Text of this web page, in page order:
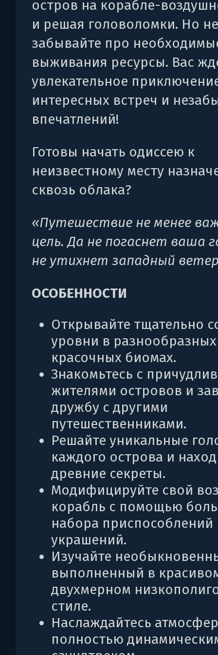
остров на корабле-
и решая головоломки. Но не
забывайте про
выживания ресурсы. Вас
увлекательное
интересных встреч и
впечатлений!
Готовы начать одиссею к
неизвестному месту
сквозь облака?
«Путешествие не менее
цель. Да не погаснет ваша
не утихнет западный
ОСОБЕННОСТИ
Открывайте тщательно
уровни в разнообразных
красочных биомах.
Знакомьтесь с
жителями островов и
дружбу с другими
путешественниками.
Решайте уникальные
каждого острова и
древние секреты.
Модифицируйте свой
корабль с помощью
набора приспособлений
украшений.
Изучайте
выполненный в
двухмерном
стиле.
Наслаждайтесь
полностью